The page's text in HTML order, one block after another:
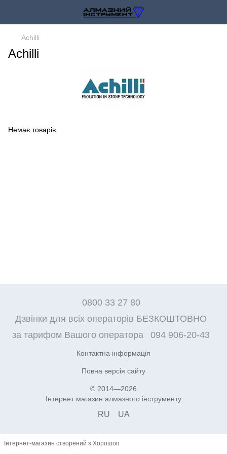
Achilli
Achilli
Немає товарів
0800 33 27 80
Дзвінки для всіх операторів БЕЗКОШТОВНО
за тарифом Вашого оператора
094 906-20-43
Контактна інформація
Повна версія сайту
© 2014—2026
Інтернет магазин алмазного інструменту
RU UA
Інтернет-магазин створений з Хорошоп